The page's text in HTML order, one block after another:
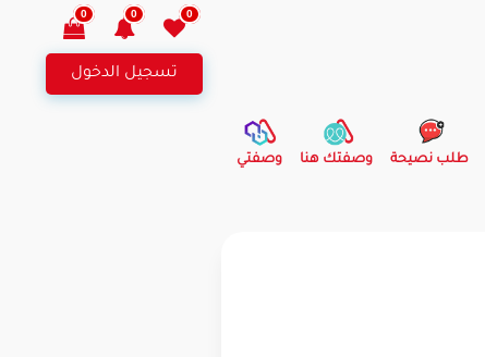
0
0
0
تسجيل الدخول
طلب نصيحة وصفتك هنا وصفتي